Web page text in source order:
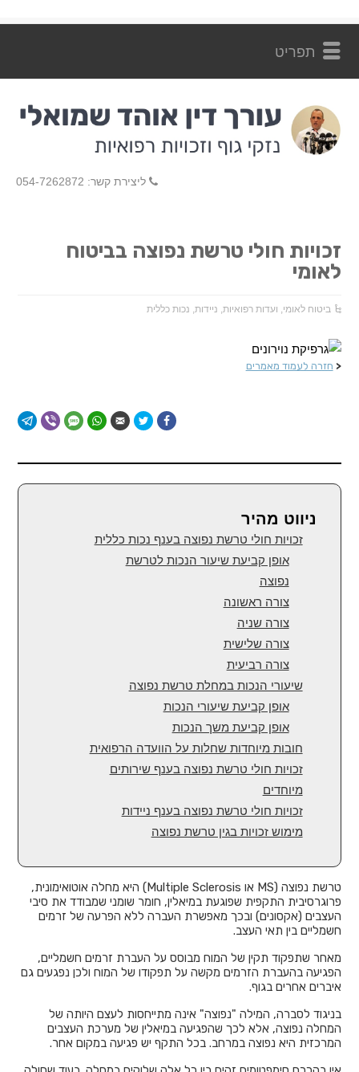
ליצירת קשר: 054-7262872
זכויות חולי טרשת נפוצה בביטוח
לאומי
ביטוח לאומי, ועדות רפואיות, ניידות, נכות כללית
< חזרה לעמוד מאמרים
ניווט מהיר
זכויות חולי טרשת נפוצה בענף נכות כללית
אופן קביעת שיעור הנכות לטרשת
נפוצה
צורה ראשונה
צורה שניה
צורה שלישית
צורה רביעית
שיעורי הנכות במחלת טרשת נפוצה
אופן קביעת שיעורי הנכות
אופן קביעת משך הנכות
חובות מיוחדות שחלות על הוועדה הרפואית
זכויות חולי טרשת נפוצה בענף שירותים
מיוחדים
זכויות חולי טרשת נפוצה בענף ניידות
מימוש זכויות בגין טרשת נפוצה
טרשת נפוצה (MS או Multiple Sclerosis) היא מחלה אוטואימונית,
פרוגרסיבית התקפית שפוגעת במיאלין, חומר שומני שמבודד את סיבי
העצבים (אקסונים) ובכך מאפשרת העברה ללא הפרעה של זרמים
חשמליים בין תאי העצב.
מאחר שתפקוד תקין של המוח מבוסס על העברת זרמים חשמליים,
הפגיעה בהעברת הזרמים מקשה על תפקודו של המוח ולכן נפגעים גם
איברים אחרים בגוף.
בניגוד לסברה, המילה "נפוצה" אינה מתייחסות לעצם היותה של
המחלה נפוצה, אלא לכך שהפגיעה במיאלין של מערכת העצבים
המרכזית היא נפוצה במרחב. בכל התקף יש פגיעה במקום אחר.